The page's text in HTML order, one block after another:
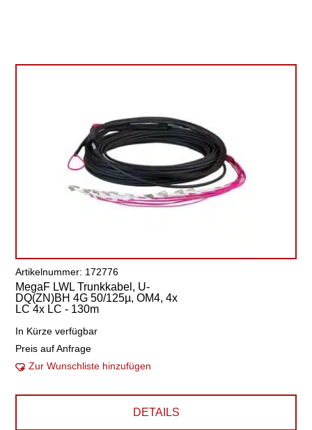
Artikelnummer: 172776
MegaF LWL Trunkkabel, U-
DQ(ZN)BH 4G 50/125µ, OM4, 4x
LC 4x LC - 130m
In Kürze verfügbar
Preis auf Anfrage
Zur Wunschliste hinzufügen
DETAILS